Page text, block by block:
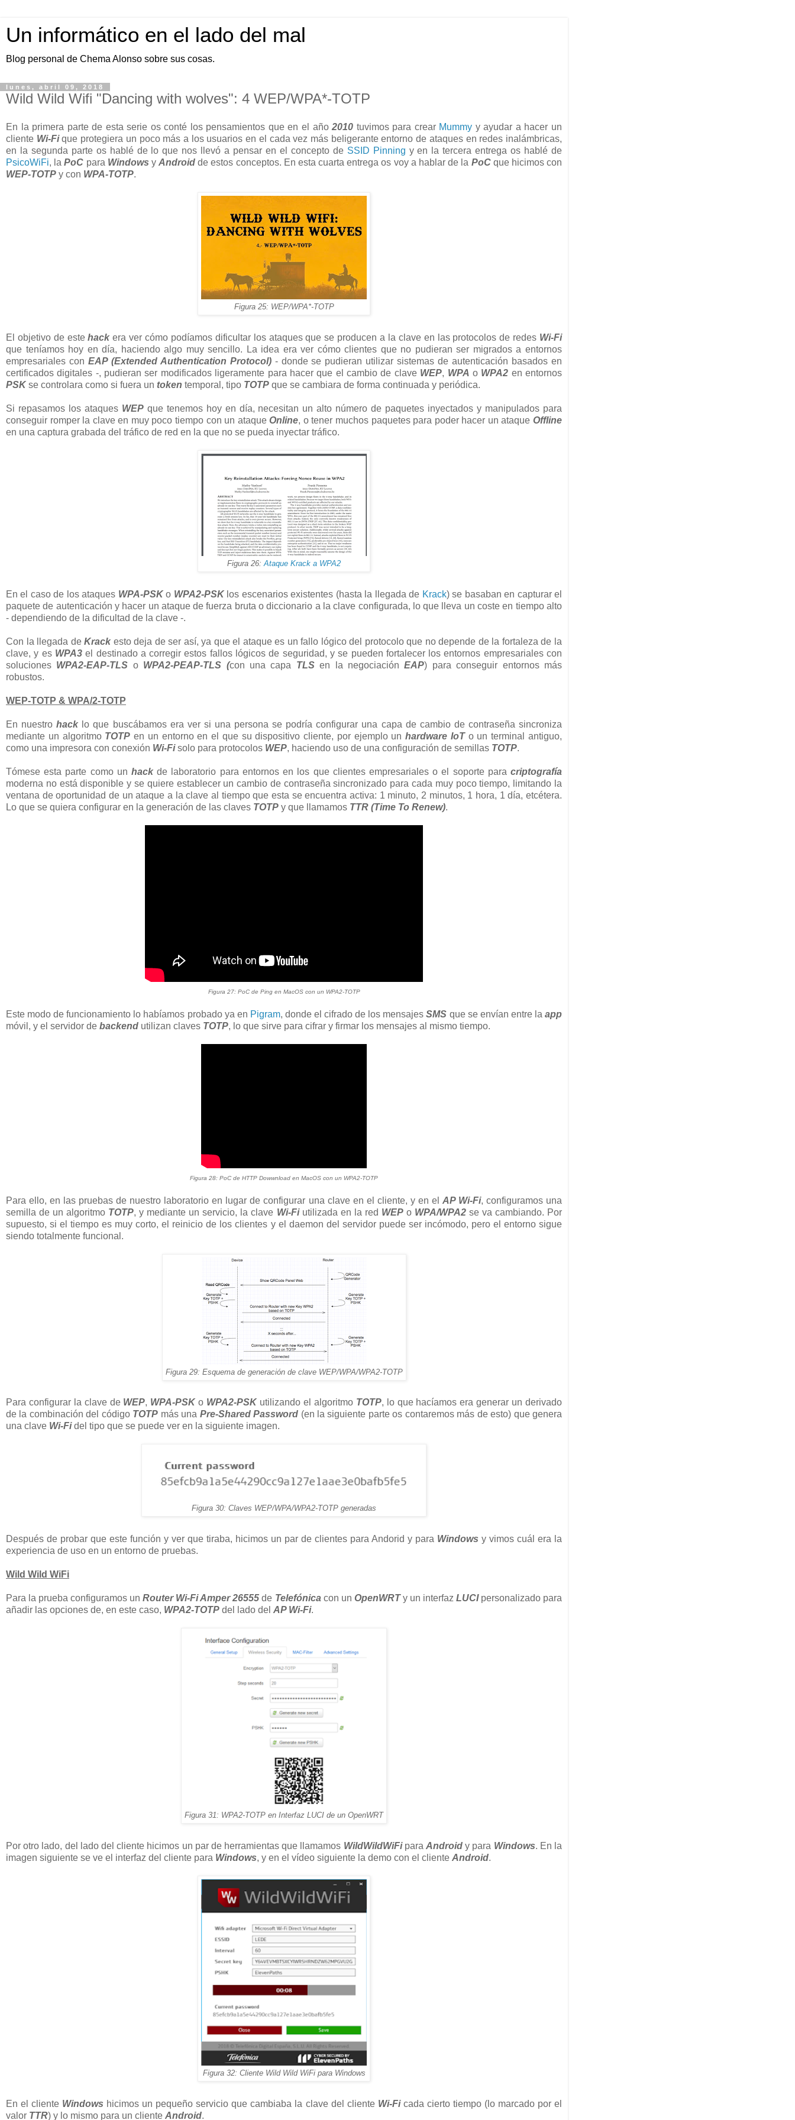
Un informático en el lado del mal
Blog personal de Chema Alonso sobre sus cosas.
lunes, abril 09, 2018
Wild Wild Wifi "Dancing with wolves": 4 WEP/WPA*-TOTP
En la primera parte de esta serie os conté los pensamientos que en el año2010 tuvimos para crear Mummy y ayudar a hacer un
cliente Wi-Fique protegiera un poco más a los usuarios en el cada vez más beligerante entorno de ataques en redes inalámbricas,
en la segunda parte os hablé de lo que nos llevó a pensar en el concepto de SSID Pinning y en la tercera entrega os hablé de
PsicoWiFi, laPoC para Windows yAndroid de estos conceptos. En esta cuarta entrega os voy a hablar de la PoCque hicimos con
WEP-TOTP y con WPA-TOTP.
Figura 25: WEP/WPA*-TOTP
El objetivo de estehack era ver cómo podíamos dificultar los ataques que se producen a la clave en las protocolos de redes Wi-Fi
que teníamos hoy en día, haciendo algo muy sencillo. La idea era ver cómo clientes que no pudieran ser migrados a entornos
empresariales con EAP (Extended Authentication Protocol)- donde se pudieran utilizar sistemas de autenticación basados en
certificados digitales -, pudieran ser modificados ligeramente para hacer que el cambio de clave WEP, WPA o WPA2 en entornos
PSK se controlara como si fuera un token temporal, tipo TOTP que se cambiara de forma continuada y periódica.
Si repasamos los ataques WEPque tenemos hoy en día, necesitan un alto número de paquetes inyectados y manipulados para
conseguir romper la clave en muy poco tiempo con un ataqueOnline, o tener muchos paquetes para poder hacer un ataqueOffline
en una captura grabada del tráfico de red en la que no se pueda inyectar tráfico.
Figura 26: Ataque Krack a WPA2
En el caso de los ataques WPA-PSKo WPA2-PSKlos escenarios existentes (hasta la llegada de Krack) se basaban en capturar el
paquete de autenticación y hacer un ataque de fuerza bruta o diccionario a la clave configurada, lo que lleva un coste en tiempo alto
- dependiendo de la dificultad de la clave -.
Con la llegada deKrack esto deja de ser así, ya que el ataque es un fallo lógico del protocolo que no depende de la fortaleza de la
clave, y es WPA3el destinado a corregir estos fallos lógicos de seguridad, y se pueden fortalecer los entornos empresariales con
soluciones WPA2-EAP-TLS o WPA2-PEAP-TLS (con una capa TLSen la negociaciónEAP) para conseguir entornos más
robustos.
WEP-TOTP & WPA/2-TOTP
En nuestrohack lo que buscábamos era ver si una persona se podría configurar una capa de cambio de contraseña sincroniza
mediante un algoritmo TOTP en un entorno en el que su dispositivo cliente, por ejemplo unhardware IoTo un terminal antiguo,
como una impresora con conexión Wi-Fisolo para protocolos WEP, haciendo uso de una configuración de semillas TOTP.
Tómese esta parte como unhack de laboratorio para entornos en los que clientes empresariales o el soporte paracriptografía
moderna no está disponible y se quiere establecer un cambio de contraseña sincronizado para cada muy poco tiempo, limitando la
ventana de oportunidad de un ataque a la clave al tiempo que esta se encuentra activa: 1 minuto, 2 minutos, 1 hora, 1 día, etcétera.
Lo que se quiera configurar en la generación de las claves TOTP y que llamamos TTR (Time To Renew).
Figura 27: PoC de Ping en MacOS con un WPA2-TOTP
Este modo de funcionamiento lo habíamos probado ya en Pigram, donde el cifrado de los mensajesSMS que se envían entre laapp
móvil, y el servidor de backend utilizan claves TOTP, lo que sirve para cifrar y firmar los mensajes al mismo tiempo.
Figura 28: PoC de HTTP Dowwnload en MacOS con un WPA2-TOTP
Para ello, en las pruebas de nuestro laboratorio en lugar de configurar una clave en el cliente, y en el AP Wi-Fi, configuramos una
semilla de un algoritmo TOTP, y mediante un servicio, la clave Wi-Fiutilizada en la red WEPo WPA/WPA2se va cambiando. Por
supuesto, si el tiempo es muy corto, el reinicio de los clientes y el daemon del servidor puede ser incómodo, pero el entorno sigue
siendo totalmente funcional.
Figura 29: Esquema de generación de clave WEP/WPA/WPA2-TOTP
Para configurar la clave de WEP, WPA-PSK o WPA2-PSK utilizando el algoritmo TOTP, lo que hacíamos era generar un derivado
de la combinación del código TOTP más una Pre-Shared Password (en la siguiente parte os contaremos más de esto) que genera
una clave Wi-Fidel tipo que se puede ver en la siguiente imagen.
Figura 30: Claves WEP/WPA/WPA2-TOTP generadas
Después de probar que este función y ver que tiraba, hicimos un par de clientes para Andorid y para Windows y vimos cuál era la
experiencia de uso en un entorno de pruebas.
Wild Wild WiFi
Para la prueba configuramos unRouter Wi-Fi Amper 26555 de Telefónica con un OpenWRTy un interfaz LUCIpersonalizado para
añadir las opciones de, en este caso, WPA2-TOTP del lado del AP Wi-Fi.
Figura 31: WPA2-TOTP en Interfaz LUCI de un OpenWRT
Por otro lado, del lado del cliente hicimos un par de herramientas que llamamos WildWildWiFiparaAndroid y para Windows. En la
imagen siguiente se ve el interfaz del cliente para Windows, y en el vídeo siguiente la demo con el cliente Android.
Figura 32: Cliente Wild Wild WiFi para Windows
En el cliente Windows hicimos un pequeño servicio que cambiaba la clave del cliente Wi-Ficada cierto tiempo (lo marcado por el
valor TTR) y lo mismo para un cliente Android.